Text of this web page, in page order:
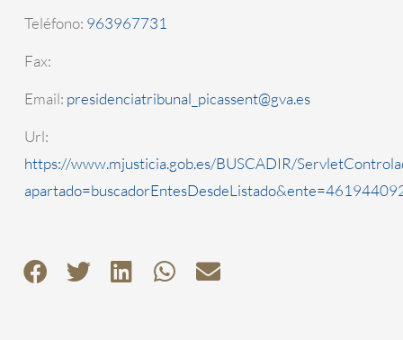
Teléfono: 963967731
Fax:
Email: presidenciatribunal_picassent@gva.es
Url:
https://www.mjusticia.gob.es/BUSCADIR/